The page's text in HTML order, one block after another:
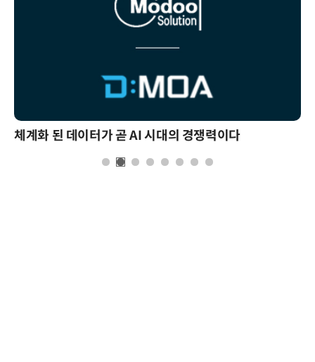
체계화 된 데이터가 곧 AI 시대의 경쟁력이다